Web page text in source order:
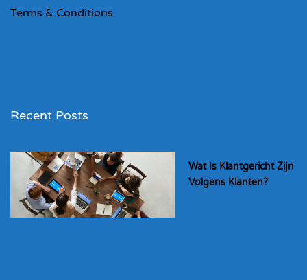
Terms & Conditions
Recent Posts
Wat Is Klantgericht Zijn
Volgens Klanten?